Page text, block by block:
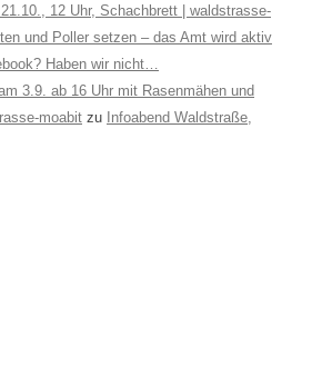
12 Uhr, Schachbrett | waldstrasse-
und Poller setzen – das Amt wird aktiv
Haben wir nicht…
3.9. ab 16 Uhr mit Rasenmähen und
moabit zu Infoabend Waldstraße,